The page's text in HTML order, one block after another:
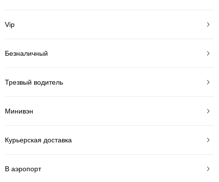
Vip
Безналичный
Трезвый водитель
Минивэн
Курьерская доставка
В аэропорт